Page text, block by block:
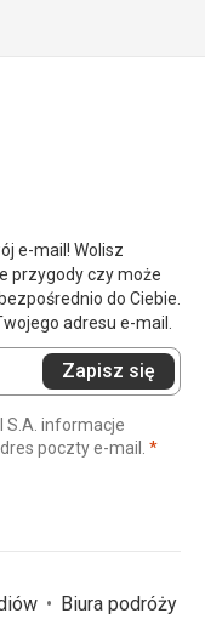
e-mail! Wolisz
przygody czy może
do Ciebie.
adresu e-mail.
Zapisz się
S.A. informacje
poczty e-mail. *
Biura podróży